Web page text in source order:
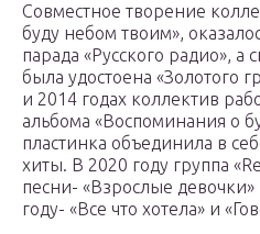
Совместное творение
буду небом твоим»,
парада «Русского радио», а
была удостоена «Золотого
и 2014 годах коллектив
альбома «Воспоминания о
пластинка объединила в
хиты. В 2020 году группа
песни- «Взрослые
году- «Все что хотела» и